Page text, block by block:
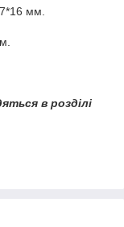
мм.
в розділі